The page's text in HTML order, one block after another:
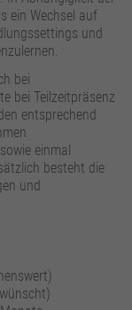
ein Wechsel auf
und
bei
bei Teilzeitpräsenz
entsprechend
einmal
besteht die
und
zu